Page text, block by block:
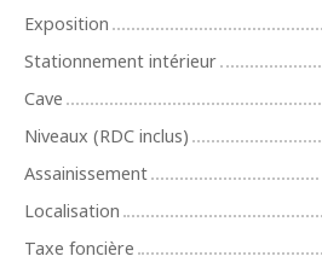
Exposition
Stationnement intérieur
Cave
Niveaux (RDC inclus)
Assainissement
Localisation
Taxe foncière